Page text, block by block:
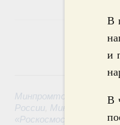
В
и
В
Минпромторг России,
России Минсельхоз
«Роскосмос»